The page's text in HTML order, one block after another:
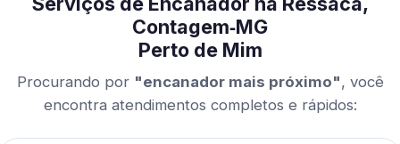
Contagem‑MG
Perto de Mim
Procurando por "encanador mais próximo", você
encontra atendimentos completos e rápidos: